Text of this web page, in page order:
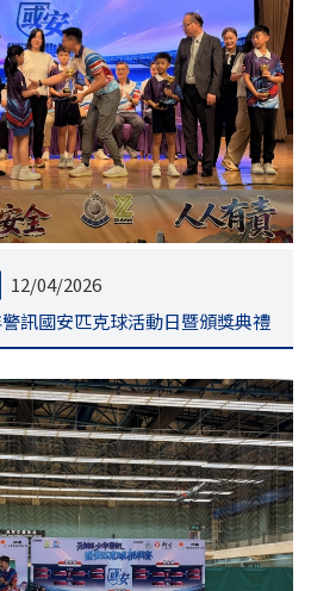
12/04/2026
訊國安匹克球活動日暨頒獎典禮